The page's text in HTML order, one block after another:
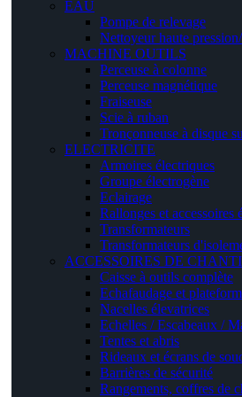
EAU
Pompe de relevage
Nettoyeur haute
MACHINE OUTILS
Perceuse à colonne
Perceuse magnétique
Fraiseuse
Scie à ruban
Tronçonneuse à disque
ELECTRICITE
Armoires électriques
Groupe électrogène
Eclairage
Rallonges et accessoires
Transformateurs
Transformateurs
ACCESSOIRES DE
Caisse à outils complète
Echafaudage et
Nacelles élevatrices
Echelles / Escabeaux /
Tentes et abris
Rideaux et écrans de
Barrières de sécurité
Rangements, coffres de